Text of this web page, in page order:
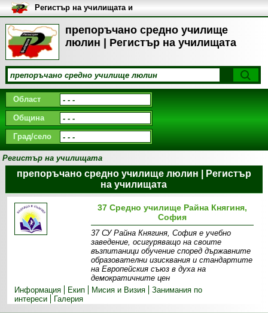
препоръчано средно училище
люлин | Регистър на училищата
Регистър на училищата и
университетите в България
Област
Община
Град/село
Регистър на училищата
препоръчано средно училище люлин | Регистър
на училищата
37 Средно училище Райна Княгиня,
София
37 СУ Райна Княгиня, София е учебно
заведение, осигуряващо на своите
възпитаници обучение според държавните
образователни изисквания и стандартите
на Европейския съюз в духа на
демократичните цен
Информация
Екип Мисия и Визия
Занимания по
интереси
Галерия